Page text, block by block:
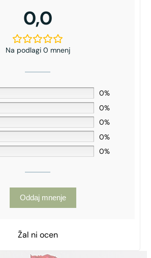
0,0
Na podlagi 0 mnenj
0%
0%
0%
0%
0%
Oddaj mnenje
Žal ni ocen